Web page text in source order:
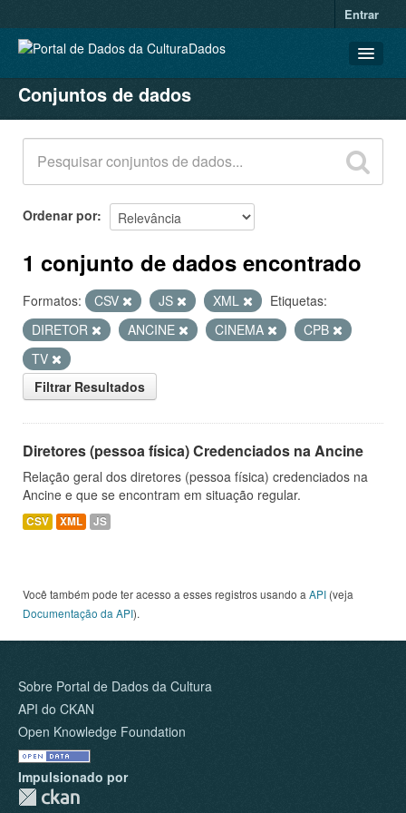
Entrar
CONJUNTOS DE DADOS
ORGANIZAÇÕES
GRUPOS
SOBRE
Conjuntos de dados
Ordenar por
1 conjunto de dados encontrado
Formatos: CSV JS XML
Etiquetas:
DIRETOR
ANCINE CINEMA
CPB
TV
Filtrar Resultados
Diretores (pessoa física) Credenciados na Ancine
Relação geral dos diretores (pessoa física) credenciados na
Ancine e que se encontram em situação regular.
CSV XML JS
Você também pode ter acesso a esses registros usando a API (veja
Documentação da API).
Sobre Portal de Dados da Cultura
API do CKAN
Open Knowledge Foundation
Impulsionado por